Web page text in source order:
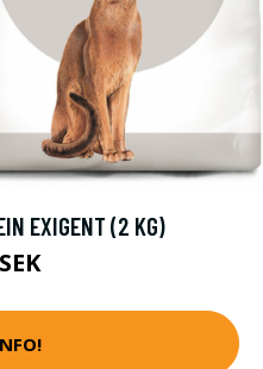
EXIGENT (2 KG)